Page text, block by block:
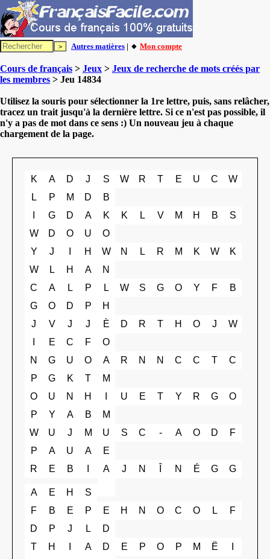
Autres matières | 🔸 Mon compte
Cours de français > Jeux > Jeux de recherche de mots créés par
les membres > Jeu 14834
Utilisez la souris pour sélectionner la 1re lettre, puis, sans relâcher,
tracez un trait jusqu'à la dernière lettre. Si ce n'est pas possible, il
n'y a pas de mot dans ce sens :) Un nouveau jeu à chaque
chargement de la page.
K A D J S W R T E U C
W
L
P M D
B
G D A K K L V M H B
S
W
D O U
O
Y
J H W N L R M K W
K
W
L H A
N
C
A L P L W S G O Y F
B
G
O D P
H
J
V J J È D R T H O J
W
E C F
O
N
G U O A R N N C C T
C
P
G K T
M
O
U N H U E T Y R G
O
P
Y A B
M
W
U J M U S C - A O D
F
P
A U A
E
R
E B A J N N É G G
A E H
S
F
B E P E H N O C O L
F
D
P J L
D
T
H A D E P O P M Ë